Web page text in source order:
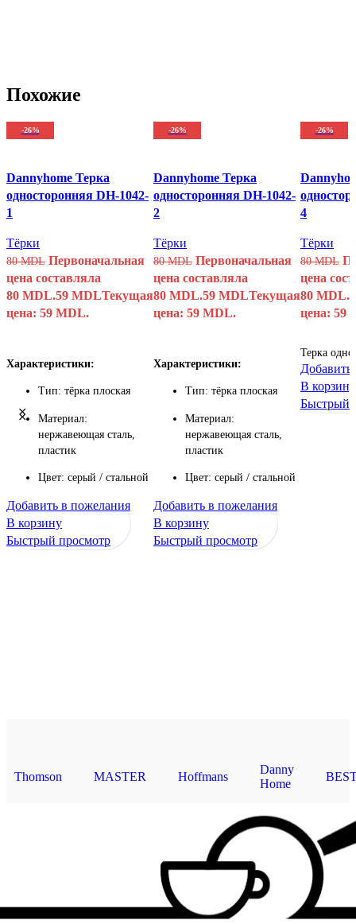
Похожие
-26%
Dannyhome Терка
односторонняя DH-1042-
1
Тёрки
80MDL Первоначальная
цена составляла
80 MDL.59 MDLТекущая
цена: 59 MDL.
Характеристики:
Тип: тёрка плоская
Материал:
нержавеющая сталь,
пластик
Цвет: серый / стальной
Добавить в пожелания
В корзину
Быстрый просмотр
-26%
Dannyhome Терка
односторонняя DH-1042-
2
Тёрки
80MDL Первоначальная
цена составляла
80 MDL.59 MDLТекущая
цена: 59 MDL.
Характеристики:
Тип: тёрка плоская
Материал:
нержавеющая сталь,
пластик
Цвет: серый / стальной
Добавить в пожелания
В корзину
Быстрый просмотр
-26%
4
Тёрки
80MDL
цена
80 MDL.
цена: 59
Терка
В корзину
Быстрый
Casasunco Homezaza Redmond ViaPot